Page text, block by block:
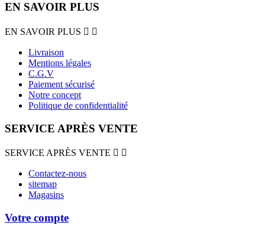
EN SAVOIR PLUS
EN SAVOIR PLUS  
Livraison
Mentions légales
C.G.V
Paiement sécurisé
Notre concept
Politique de confidentialité
SERVICE APRÈS VENTE
SERVICE APRÈS VENTE  
Contactez-nous
sitemap
Magasins
Votre compte